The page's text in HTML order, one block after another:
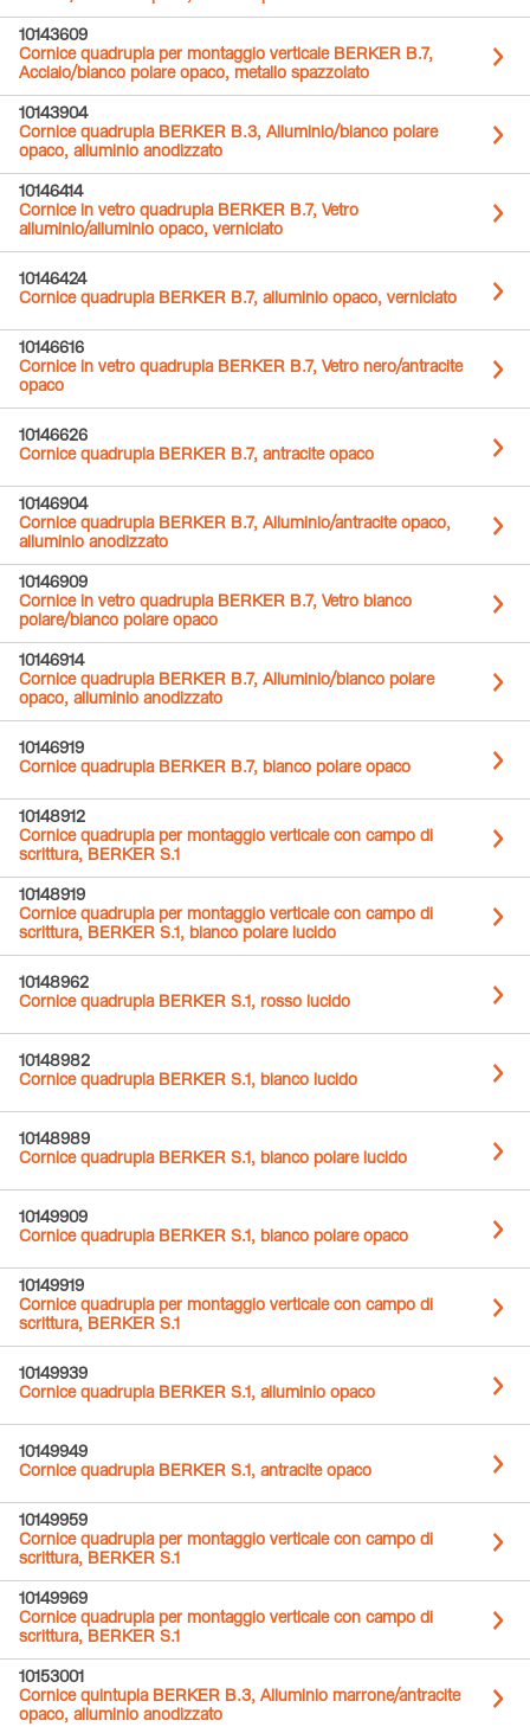
10143609
Cornice quadrupla per montaggio verticale BERKER B.7,
Acciaio/bianco polare opaco, metallo spazzolato
10143904
Cornice quadrupla BERKER B.3, Alluminio/bianco polare
opaco, alluminio anodizzato
10146414
Cornice in vetro quadrupla BERKER B.7, Vetro
alluminio/alluminio opaco, verniciato
10146424
Cornice quadrupla BERKER B.7, alluminio opaco, verniciato
10146616
Cornice in vetro quadrupla BERKER B.7, Vetro nero/antracite
opaco
10146626
Cornice quadrupla BERKER B.7, antracite opaco
10146904
Cornice quadrupla BERKER B.7, Alluminio/antracite opaco,
alluminio anodizzato
10146909
Cornice in vetro quadrupla BERKER B.7, Vetro bianco
polare/bianco polare opaco
10146914
Cornice quadrupla BERKER B.7, Alluminio/bianco polare
opaco, alluminio anodizzato
10146919
Cornice quadrupla BERKER B.7, bianco polare opaco
10148912
Cornice quadrupla per montaggio verticale con campo di
scrittura, BERKER S.1
10148919
Cornice quadrupla per montaggio verticale con campo di
scrittura, BERKER S.1, bianco polare lucido
10148962
Cornice quadrupla BERKER S.1, rosso lucido
10148982
Cornice quadrupla BERKER S.1, bianco lucido
10148989
Cornice quadrupla BERKER S.1, bianco polare lucido
10149909
Cornice quadrupla BERKER S.1, bianco polare opaco
10149919
Cornice quadrupla per montaggio verticale con campo di
scrittura, BERKER S.1
10149939
Cornice quadrupla BERKER S.1, alluminio opaco
10149949
Cornice quadrupla BERKER S.1, antracite opaco
10149959
Cornice quadrupla per montaggio verticale con campo di
scrittura, BERKER S.1
10149969
Cornice quadrupla per montaggio verticale con campo di
scrittura, BERKER S.1
10153001
Cornice quintupla BERKER B.3, Alluminio marrone/antracite
opaco, alluminio anodizzato